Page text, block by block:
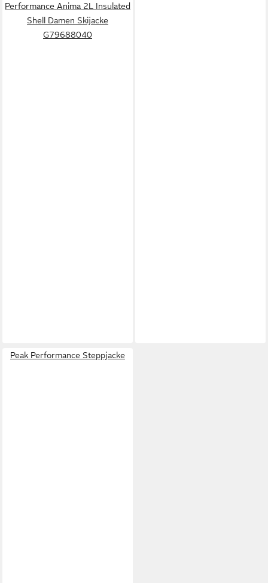
Performance Anima 2L Insulated
Shell Damen Skijacke
G79688040
Peak Performance Steppjacke